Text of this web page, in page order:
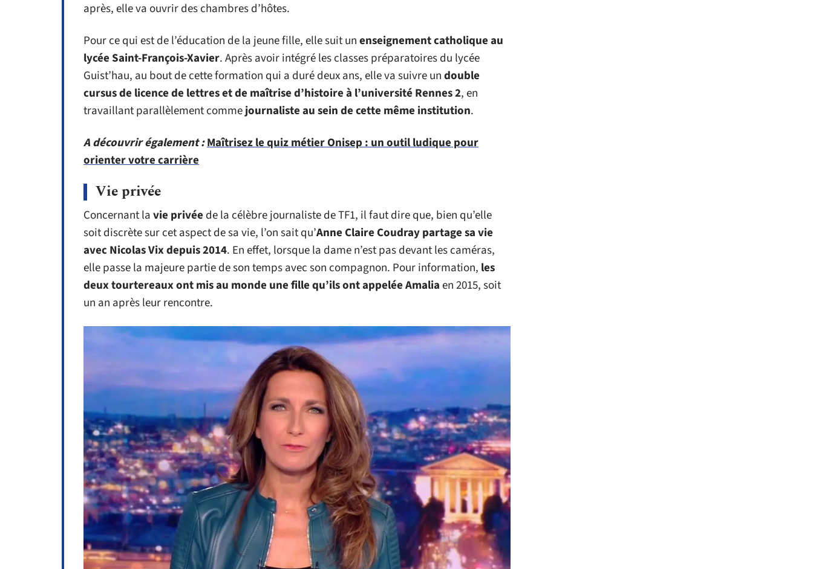
après, elle va ouvrir des chambres d’hôtes.
Pour ce qui est de l’éducation de la jeune fille, elle suit unenseignement catholique au
lycée Saint-François-Xavier. Après avoir intégré les classes préparatoires du lycée
Guist’hau, au bout de cette formation qui a duré deux ans, elle va suivre undouble
cursus de licence de lettres et de maîtrise d’histoire à l’université Rennes 2, en
travaillant parallèlement commejournaliste au sein de cette même institution.
A découvrir également :Maîtrisez le quiz métier Onisep : un outil ludique pour
orienter votre carrière
Vie privée
Concernant lavie privée de la célèbre journaliste de TF1, il faut dire que, bien qu’elle
soit discrète sur cet aspect de sa vie, l’on sait qu’Anne Claire Coudray partage sa vie
avec Nicolas Vix depuis 2014. En effet, lorsque la dame n’est pas devant les caméras,
elle passe la majeure partie de son temps avec son compagnon. Pour information, les
deux tourtereaux ont mis au monde une fille qu’ils ont appelée Amaliaen 2015, soit
un an après leur rencontre.